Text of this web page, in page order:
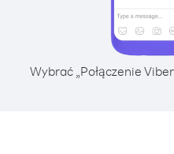
Wybrać „Połączenie